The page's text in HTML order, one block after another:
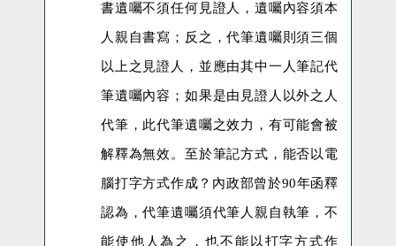
書遺囑不須任何見證人，遺囑內容須本
人親自書寫；反之，代筆遺囑則須三個
以上之見證人，並應由其中一人筆記代
筆遺囑內容；如果是由見證人以外之人
代筆，此代筆遺囑之效力，有可能會被
解釋為無效。至於筆記方式，能否以電
腦打字方式作成？內政部曾於90年函釋
認為，代筆遺囑須代筆人親自執筆，不
能使他人為之，也不能以打字方式作